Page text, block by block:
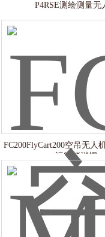
P4RSE测绘测量无
FC200FlyCart200空吊无人
运智能消摆